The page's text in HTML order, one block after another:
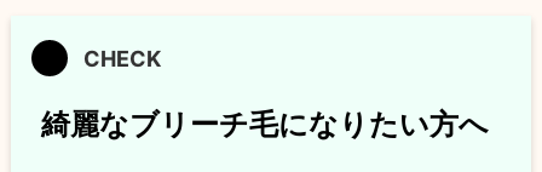
綺麗なブリーチ毛になりたい方へ